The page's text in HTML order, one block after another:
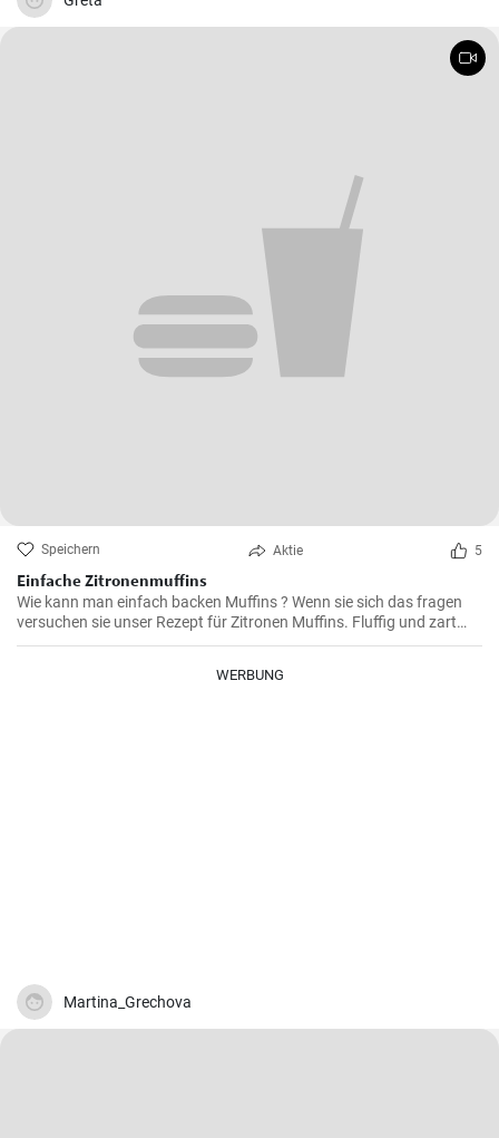
Speichern Aktie 5
Einfache Zitronenmuffins
Wie kann man einfach backen Muffins ? Wenn sie sich das fragen
versuchen sie unser Rezept für Zitronen Muffins. Fluffig und zart
voller Zitronenaroma zergehen sie auf der Zunge - Ihre Kinder und
WERBUNG
Martina_Grechova